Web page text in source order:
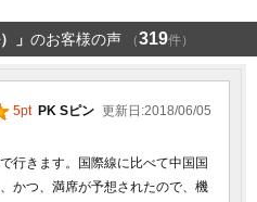
」 のお客様の声 （319件）
更新日:2018/06/05
5pt PK Sピン
行きます。国際線に比べて中国国
かつ、満席が予想されたので、機